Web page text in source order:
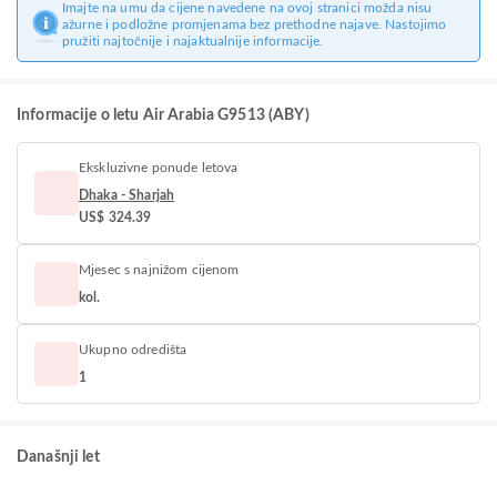
Imajte na umu da cijene navedene na ovoj stranici možda nisu
ažurne i podložne promjenama bez prethodne najave. Nastojimo
pružiti najtočnije i najaktualnije informacije.
Informacije o letu Air Arabia G9513 (ABY)
Ekskluzivne ponude letova
Dhaka - Sharjah
US$ 324.39
Mjesec s najnižom cijenom
kol.
Ukupno odredišta
1
Današnji let